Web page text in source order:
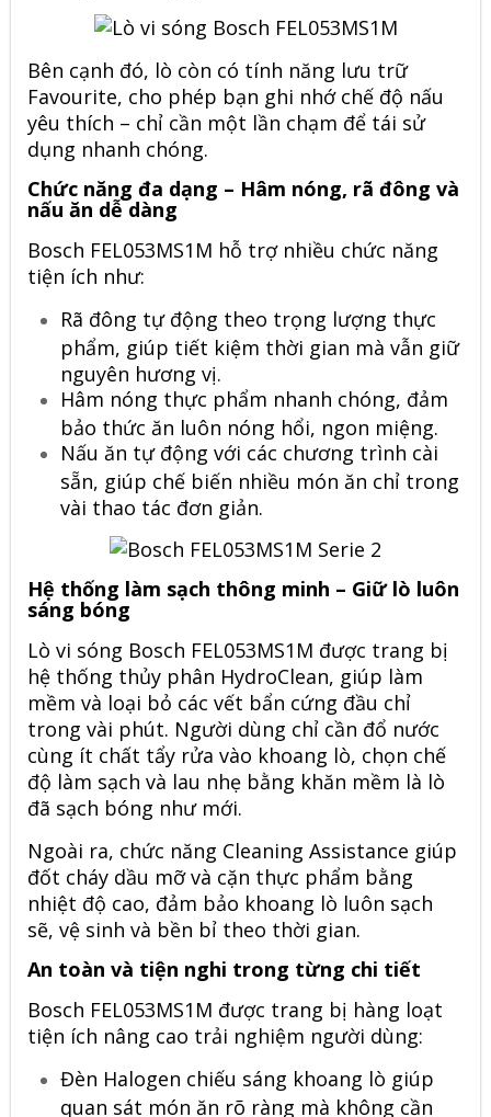
Bên cạnh đó, lò còn có tính năng lưu trữ
Favourite, cho phép bạn ghi nhớ chế độ nấu
yêu thích – chỉ cần một lần chạm để tái sử
dụng nhanh chóng.
Chức năng đa dạng – Hâm nóng, rã đông và
nấu ăn dễ dàng
Bosch FEL053MS1M hỗ trợ nhiều chức năng
tiện ích như:
Rã đông tự động theo trọng lượng thực
phẩm, giúp tiết kiệm thời gian mà vẫn giữ
nguyên hương vị.
Hâm nóng thực phẩm nhanh chóng, đảm
bảo thức ăn luôn nóng hổi, ngon miệng.
Nấu ăn tự động với các chương trình cài
sẵn, giúp chế biến nhiều món ăn chỉ trong
vài thao tác đơn giản.
Hệ thống làm sạch thông minh – Giữ lò luôn
sáng bóng
Lò vi sóng Bosch FEL053MS1M được trang bị
hệ thống thủy phân HydroClean, giúp làm
mềm và loại bỏ các vết bẩn cứng đầu chỉ
trong vài phút. Người dùng chỉ cần đổ nước
cùng ít chất tẩy rửa vào khoang lò, chọn chế
độ làm sạch và lau nhẹ bằng khăn mềm là lò
đã sạch bóng như mới.
Ngoài ra, chức năng Cleaning Assistance giúp
đốt cháy dầu mỡ và cặn thực phẩm bằng
nhiệt độ cao, đảm bảo khoang lò luôn sạch
sẽ, vệ sinh và bền bỉ theo thời gian.
An toàn và tiện nghi trong từng chi tiết
Bosch FEL053MS1M được trang bị hàng loạt
tiện ích nâng cao trải nghiệm người dùng:
Đèn Halogen chiếu sáng khoang lò giúp
quan sát món ăn rõ ràng mà không cần